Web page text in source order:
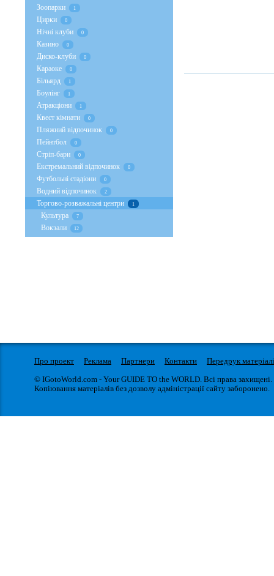
Зоопарки 1
Цирки 0
Нічні клуби 0
Казино 0
Диско-клуби 0
Караоке 0
Більярд 1
Боулінг 1
Атракціони 1
Квест кімнати 0
Пляжний відпочинок 0
Пейнтбол 0
Стрiп-бари 0
Екстремальний відпочинок 0
Футбольні стадіони 0
Водний відпочинок 2
Торгово-розважальні центри 1
Культура 7
Вокзали 12
Про проект Реклама Партнери Контакти
Передрук
© IGotoWorld.com - Your GUIDE TO the WORLD. Всі права захищені.
Копіювання матеріалів без дозволу адміністрації сайту заборонено.